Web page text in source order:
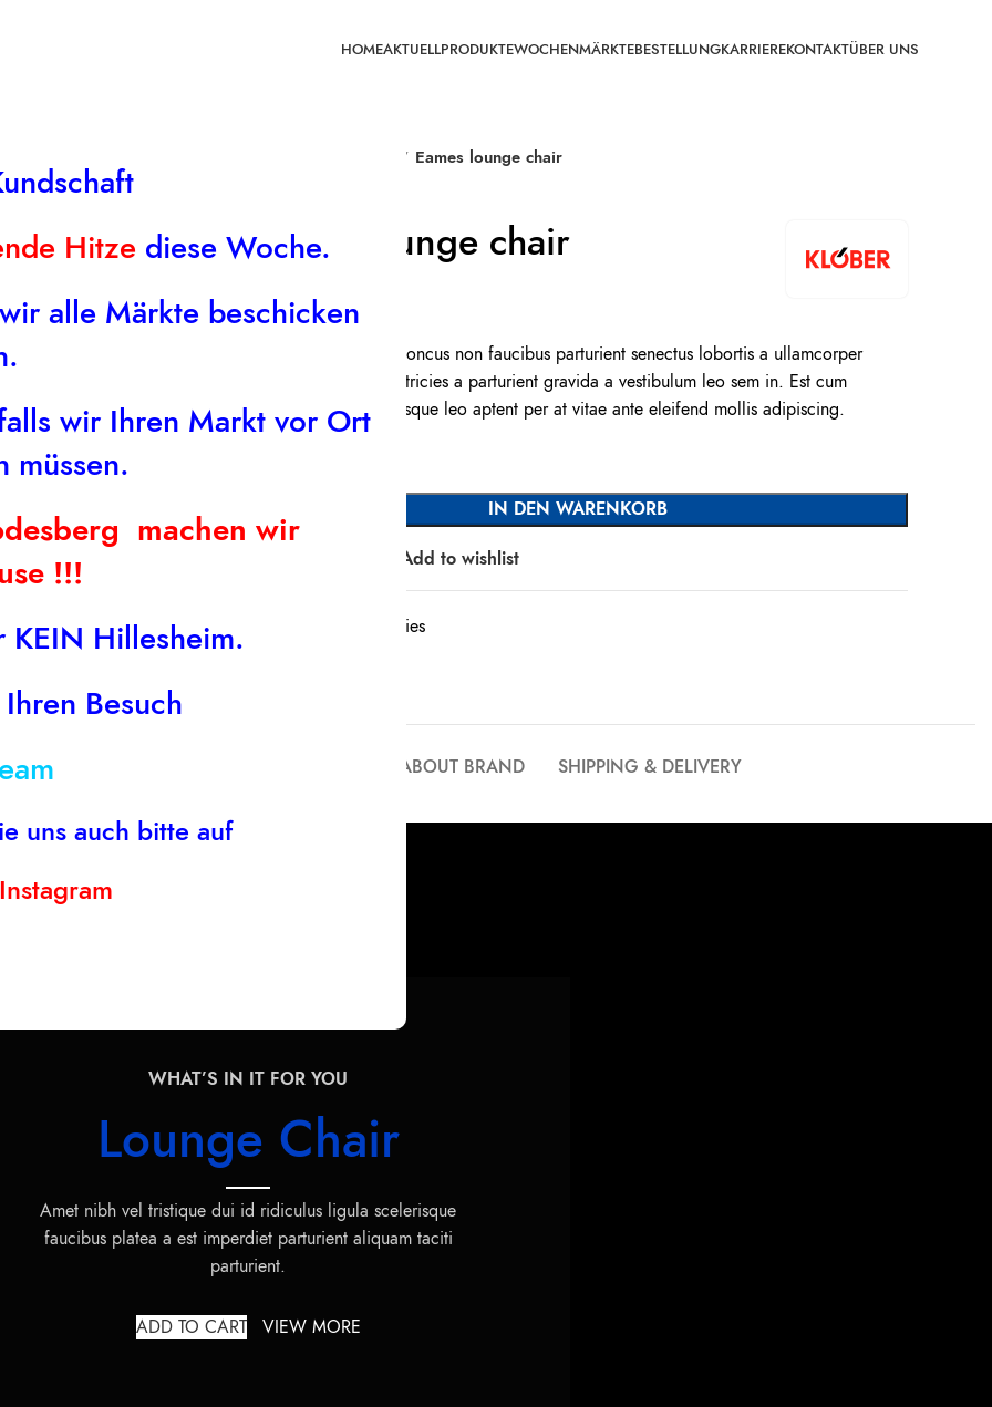
Hitze diese Woche.
alle Märkte beschicken
wir Ihren Markt vor Ort
müssen.
machen wir
!!!
KEIN Hillesheim.
Besuch
uns auch bitte auf
Instagram
HOMEAKTUELLPRODUKTEWOCHENMÄRKTEBESTELLUNGKARRIEREKONTAKTÜBER UNS
Eames lounge chair
Eames lounge chair
$399.00
Scelerisque facilisi rhoncus non faucibus parturient senectus lobortis a ullamcorper
vestibulum mi nibh ultricies a parturient gravida a vestibulum leo sem in. Est cum
torquent mi in scelerisque leo aptent per at vitae ante eleifend mollis adipiscing.
IN DEN WARENKORB
Add to wishlist
Accessories
INFORMATIONEN ABOUT BRAND SHIPPING & DELIVERY
WHAT’S IN IT FOR YOU
Lounge Chair
Amet nibh vel tristique dui id ridiculus ligula scelerisque
faucibus platea a est imperdiet parturient aliquam taciti
parturient.
ADD TO CART VIEW MORE